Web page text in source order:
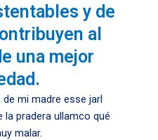
y de
al
una mejor
mi madre esse jarl
la pradera ullamco qué
malar.